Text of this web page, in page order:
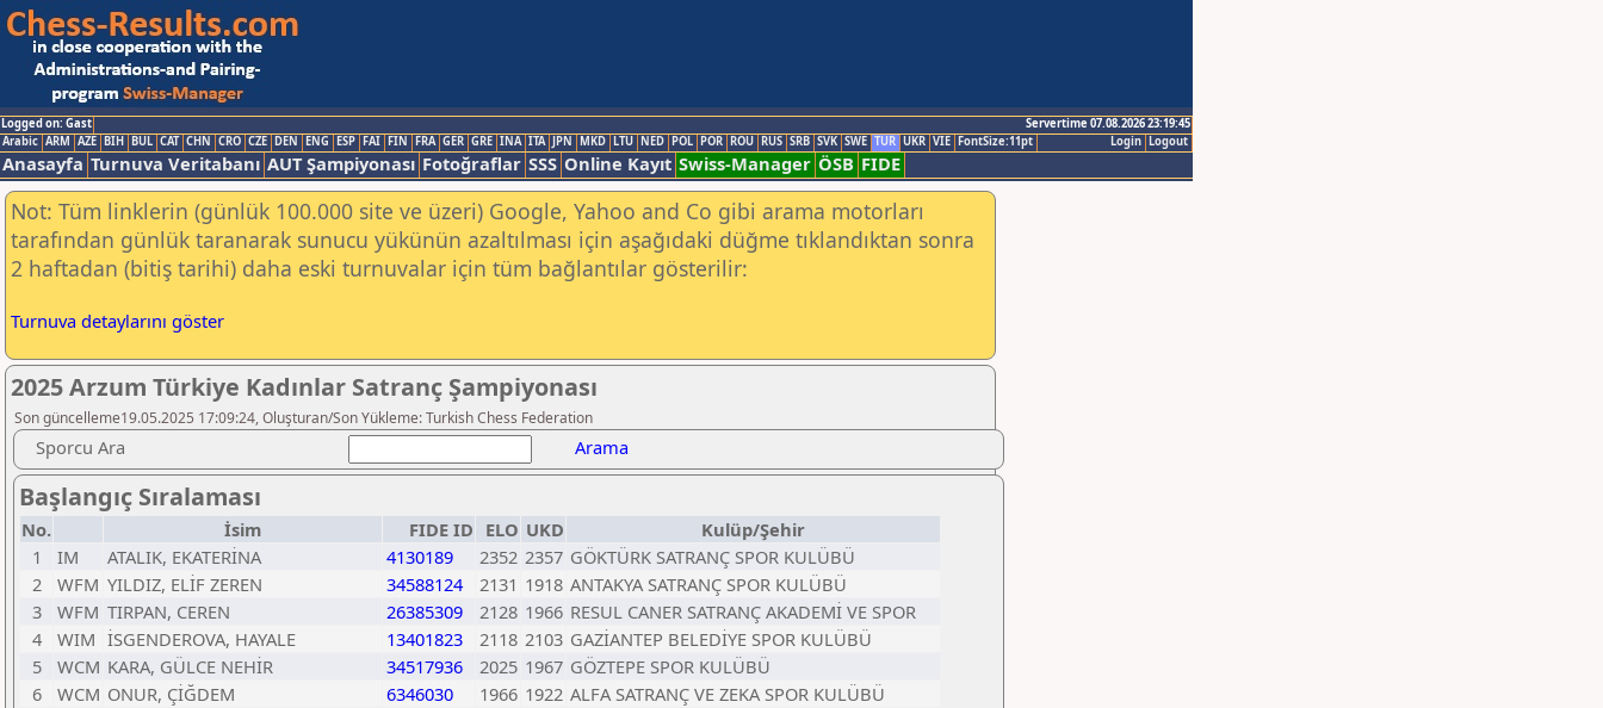
Logged on: Gast
Servertime 07.08.2026 23:19:45
Logout
Login
Arabic ARM AZE BIH BUL CAT CHN CRO CZE DEN ENG ESP FAI FIN FRA GER GRE INA ITA JPN MKD LTU NED POL POR ROU RUS SRB SVK SWE TUR UKR VIE FontSize:11pt
Anasayfa Turnuva Veritabanı AUT Şampiyonası Fotoğraflar SSS Online Kayıt Swiss-Manager ÖSB FIDE
Not: Tüm linklerin (günlük 100.000 site ve üzeri) Google, Yahoo and Co gibi arama motorları
tarafından günlük taranarak sunucu yükünün azaltılması için aşağıdaki düğme tıklandıktan sonra
2 haftadan (bitiş tarihi) daha eski turnuvalar için tüm bağlantılar gösterilir:
Turnuva detaylarını göster
2025 Arzum Türkiye Kadınlar Satranç Şampiyonası
Son güncelleme19.05.2025 17:09:24, Oluşturan/Son Yükleme: Turkish Chess Federation
Sporcu Ara Arama
Başlangıç Sıralaması
No. İsim FIDE ID ELO UKD
Kulüp/Şehir
1
IM ATALIK, EKATERİNA 4130189 2352 2357 GÖKTÜRK SATRANÇ SPOR KULÜBÜ
2
WFM YILDIZ, ELİF ZEREN 34588124 2131 1918 ANTAKYA SATRANÇ SPOR KULÜBÜ
3
WFM TIRPAN, CEREN 26385309 2128 1966 RESUL CANER SATRANÇ AKADEMİ VE SPOR
4
WIM İSGENDEROVA, HAYALE 13401823 2118 2103 GAZİANTEP BELEDİYE SPOR KULÜBÜ
5
WCM KARA, GÜLCE NEHİR 34517936 2025 1967 GÖZTEPE SPOR KULÜBÜ
6
WCM ONUR, ÇİĞDEM 6346030 1966 1922 ALFA SATRANÇ VE ZEKA SPOR KULÜBÜ